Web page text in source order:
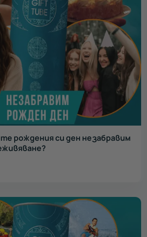
рождения си ден незабравим